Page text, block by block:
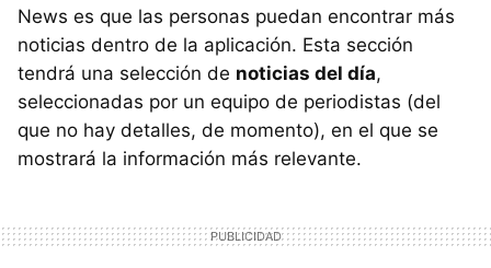
News es que las personas puedan encontrar más
noticias dentro de la aplicación. Esta sección
tendrá una selección de noticias del día,
seleccionadas por un equipo de periodistas (del
que no hay detalles, de momento), en el que se
mostrará la información más relevante.